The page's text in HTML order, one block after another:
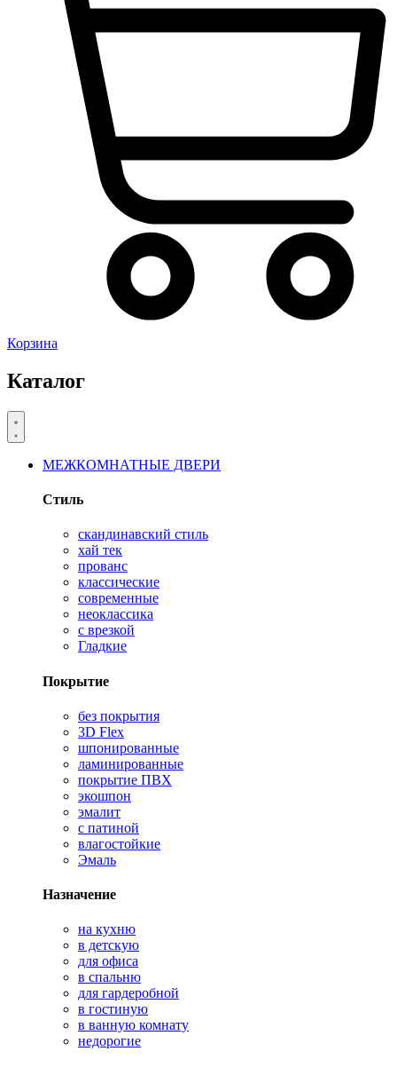
Корзина
Каталог
МЕЖКОМНАТНЫЕ ДВЕРИ
Стиль
скандинавский стиль
хай тек
прованс
классические
современные
неоклассика
с врезкой
Гладкие
Покрытие
без покрытия
3D Flex
шпонированные
ламинированные
покрытие ПВХ
экошпон
эмалит
с патиной
влагостойкие
Эмаль
Назначение
на кухню
в детскую
для офиса
в спальню
для гардеробной
в гостиную
в ванную комнату
недорогие